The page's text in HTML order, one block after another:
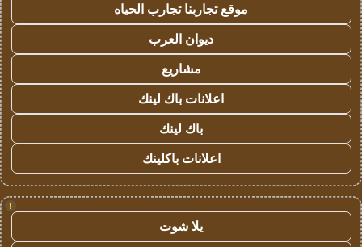
موقع تجاربنا تجارب الحياه
ديوان العرب
مشاريع
اعلانات باك لينك
باك لينك
اعلانات باكلينك
!
يلا شوت